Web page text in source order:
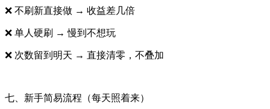
❌ 不刷新直接做 → 收益差几倍
❌ 单人硬刷 → 慢到不想玩
❌ 次数留到明天 → 直接清零，不叠加
七、新手简易流程（每天照着来）